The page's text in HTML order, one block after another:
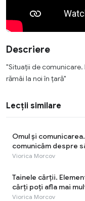
Descriere
"Situaţii de comunicare.
rămâi la noi în țară"
Lecții similare
Omul și
comunicăm despre
Viorica Morcov
Tainele cărţii.
cărți poți afla mai
Viorica Morcov